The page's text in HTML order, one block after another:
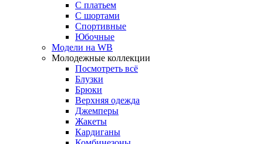
С платьем
С шортами
Спортивные
Юбочные
Модели на WB
Молодежные коллекции
Посмотреть всё
Блузки
Брюки
Верхняя одежда
Джемперы
Жакеты
Кардиганы